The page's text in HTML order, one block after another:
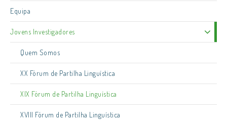
Equipa
Jovens Investigadores
Quem Somos
XX Fórum de Partilha Linguística
XIX Fórum de Partilha Linguística
XVIII Fórum de Partilha Linguística